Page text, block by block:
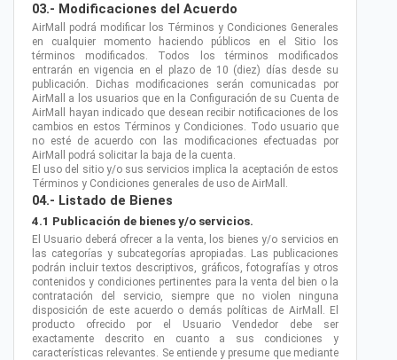
03.- Modificaciones del Acuerdo
AirMall podrá modificar los Términos y Condiciones Generales
en cualquier momento haciendo públicos en el Sitio los
términos modificados. Todos los términos modificados
entrarán en vigencia en el plazo de 10 (diez) días desde su
publicación. Dichas modificaciones serán comunicadas por
AirMall a los usuarios que en la Configuración de su Cuenta de
AirMall hayan indicado que desean recibir notificaciones de los
cambios en estos Términos y Condiciones. Todo usuario que
no esté de acuerdo con las modificaciones efectuadas por
AirMall podrá solicitar la baja de la cuenta.
El uso del sitio y/o sus servicios implica la aceptación de estos
Términos y Condiciones generales de uso de AirMall.
04.- Listado de Bienes
4.1 Publicación de bienes y/o servicios.
El Usuario deberá ofrecer a la venta, los bienes y/o servicios en
las categorías y subcategorías apropiadas. Las publicaciones
podrán incluir textos descriptivos, gráficos, fotografías y otros
contenidos y condiciones pertinentes para la venta del bien o la
contratación del servicio, siempre que no violen ninguna
disposición de este acuerdo o demás políticas de AirMall. El
producto ofrecido por el Usuario Vendedor debe ser
exactamente descrito en cuanto a sus condiciones y
características relevantes. Se entiende y presume que mediante